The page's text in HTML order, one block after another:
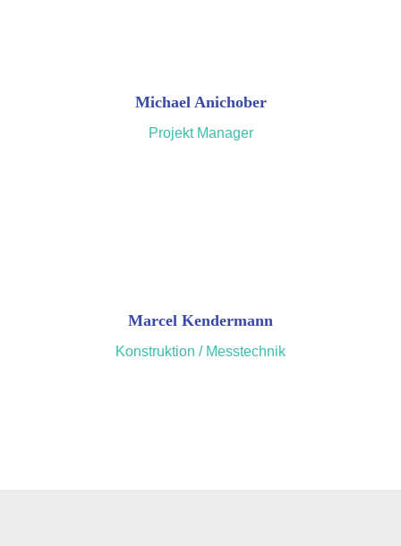
Michael Anichober
Projekt Manager
Marcel Kendermann
Konstruktion / Messtechnik